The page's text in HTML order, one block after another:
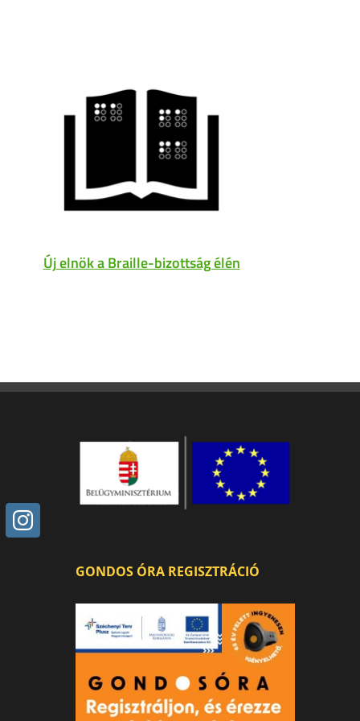
Új elnök a Braille-bizottság élén
GONDOS ÓRA REGISZTRÁCIÓ